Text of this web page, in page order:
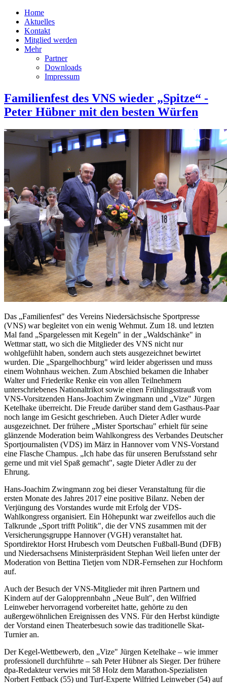
Home
Aktuelles
Kontakt
Mitglied werden
Mehr
Partner
Downloads
Impressum
Familienfest des VNS wieder „Spitze“ -
Peter Hübner mit den besten Würfen
Das „Familienfest" des Vereins Niedersächsische Sportpresse
(VNS) war begleitet von ein wenig Wehmut. Zum 18. und letzten
Mal fand „Spargelessen mit Kegeln" in der „Waldschänke" in
Wettmar statt, wo sich die Mitglieder des VNS nicht nur
wohlgefühlt haben, sondern auch stets ausgezeichnet bewirtet
wurden. Die „Spargelhochburg" wird leider abgerissen und muss
einem Wohnhaus weichen. Zum Abschied bekamen die Inhaber
Walter und Friederike Renke ein von allen Teilnehmern
unterschriebenes Nationaltrikot sowie einen Frühlingsstrauß vom
VNS-Vorsitzenden Hans-Joachim Zwingmann und „Vize" Jürgen
Ketelhake überreicht. Die Freude darüber stand dem Gasthaus-Paar
noch lange im Gesicht geschrieben. Auch Dieter Adler wurde
ausgezeichnet. Der frühere „Mister Sportschau" erhielt für seine
glänzende Moderation beim Wahlkongress des Verbandes Deutscher
Sportjournalisten (VDS) im März in Hannover vom VNS-Vorstand
eine Flasche Champus. „Ich habe das für unseren Berufsstand sehr
gerne und mit viel Spaß gemacht", sagte Dieter Adler zu der
Ehrung.
Hans-Joachim Zwingmann zog bei dieser Veranstaltung für die
ersten Monate des Jahres 2017 eine positive Bilanz. Neben der
Verjüngung des Vorstandes wurde mit Erfolg der VDS-
Wahlkongress organisiert. Ein Höhepunkt war zweifellos auch die
Talkrunde „Sport trifft Politik", die der VNS zusammen mit der
Versicherungsgruppe Hannover (VGH) veranstaltet hat.
Sportdirektor Horst Hrubesch vom Deutschen Fußball-Bund (DFB)
und Niedersachsens Ministerpräsident Stephan Weil liefen unter der
Moderation von Bettina Tietjen vom NDR-Fernsehen zur Hochform
auf.
Auch der Besuch der VNS-Mitglieder mit ihren Partnern und
Kindern auf der Galopprennbahn „Neue Bult", den Wilfried
Leinweber hervorragend vorbereitet hatte, gehörte zu den
außergewöhnlichen Ereignissen des VNS. Für den Herbst kündigte
der Vorstand einen Theaterbesuch sowie das traditionelle Skat-
Turnier an.
Der Kegel-Wettbewerb, den „Vize" Jürgen Ketelhake – wie immer
professionell durchführte – sah Peter Hübner als Sieger. Der frühere
dpa-Redakteur verwies mit 58 Holz dem Marathon-Spezialisten
Norbert Fettback (55) und Turf-Experte Wilfried Leinweber (54) auf